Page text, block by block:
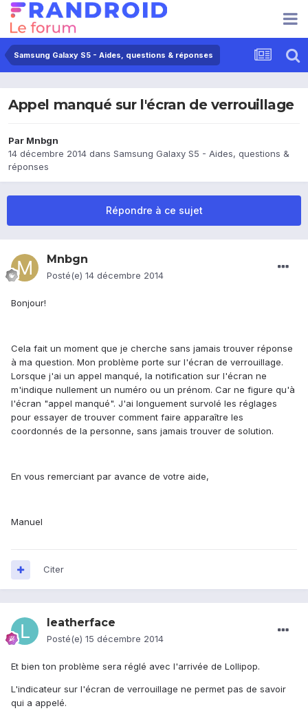
Samsung Galaxy S5 - Aides, questions & réponses
Appel manqué sur l'écran de verrouillage
Par Mnbgn
14 décembre 2014 dans Samsung Galaxy S5 - Aides, questions &
réponses
Répondre à ce sujet
Mnbgn
Posté(e) 14 décembre 2014
Bonjour!
Cela fait un moment que je cherche sans jamais trouver réponse
à ma question. Mon problème porte sur l'écran de verrouillage.
Lorsque j'ai un appel manqué, la notification sur l'écran ne
m'indique nullement un numéro ou un prénom. Car ne figure qu'à
l'écran "appel manqué". J'ai longuement survolé les réglages
pour essayer de trouver comment faire apparaître les
coordonnés de la personne, sans jamais trouver de solution.
En vous remerciant par avance de votre aide,
Manuel
Citer
leatherface
Posté(e) 15 décembre 2014
Et bien ton problème sera réglé avec l'arrivée de Lollipop.
L'indicateur sur l'écran de verrouillage ne permet pas de savoir
qui a appelé.